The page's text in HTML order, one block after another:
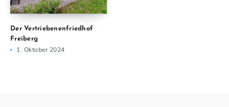
Der Vertriebenenfriedhof
Freiberg
1. Oktober 2024